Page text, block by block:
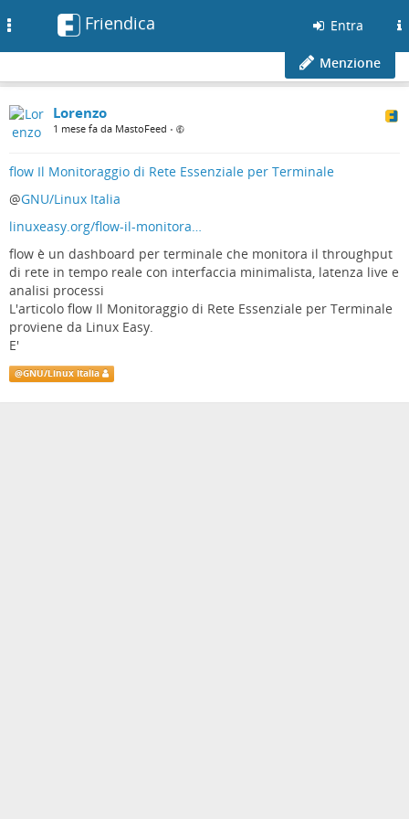
Friendica Entra
Menzione
Lorenzo
1 mese fa da MastoFeed •
flow Il Monitoraggio di Rete Essenziale per Terminale
@GNU/Linux Italia
linuxeasy.org/flow-il-monitora…
flow è un dashboard per terminale che monitora il throughput
di rete in tempo reale con interfaccia minimalista, latenza live e
analisi processi
L'articolo flow Il Monitoraggio di Rete Essenziale per Terminale
proviene da Linux Easy.
E'
@GNU/Linux Italia